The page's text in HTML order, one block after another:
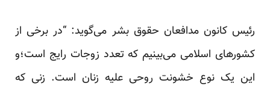
رئیس کانون مدافعان حقوق بشر می‌گوید: “در برخی از
کشورهای اسلامی می‌بینیم که تعدد زوجات رایج است؛و
این یک نوع خشونت روحی علیه زنان است. زنی که